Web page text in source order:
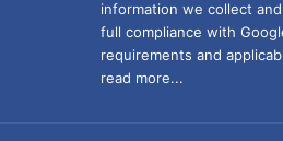
information we collect
full compliance with
requirements and
read more...